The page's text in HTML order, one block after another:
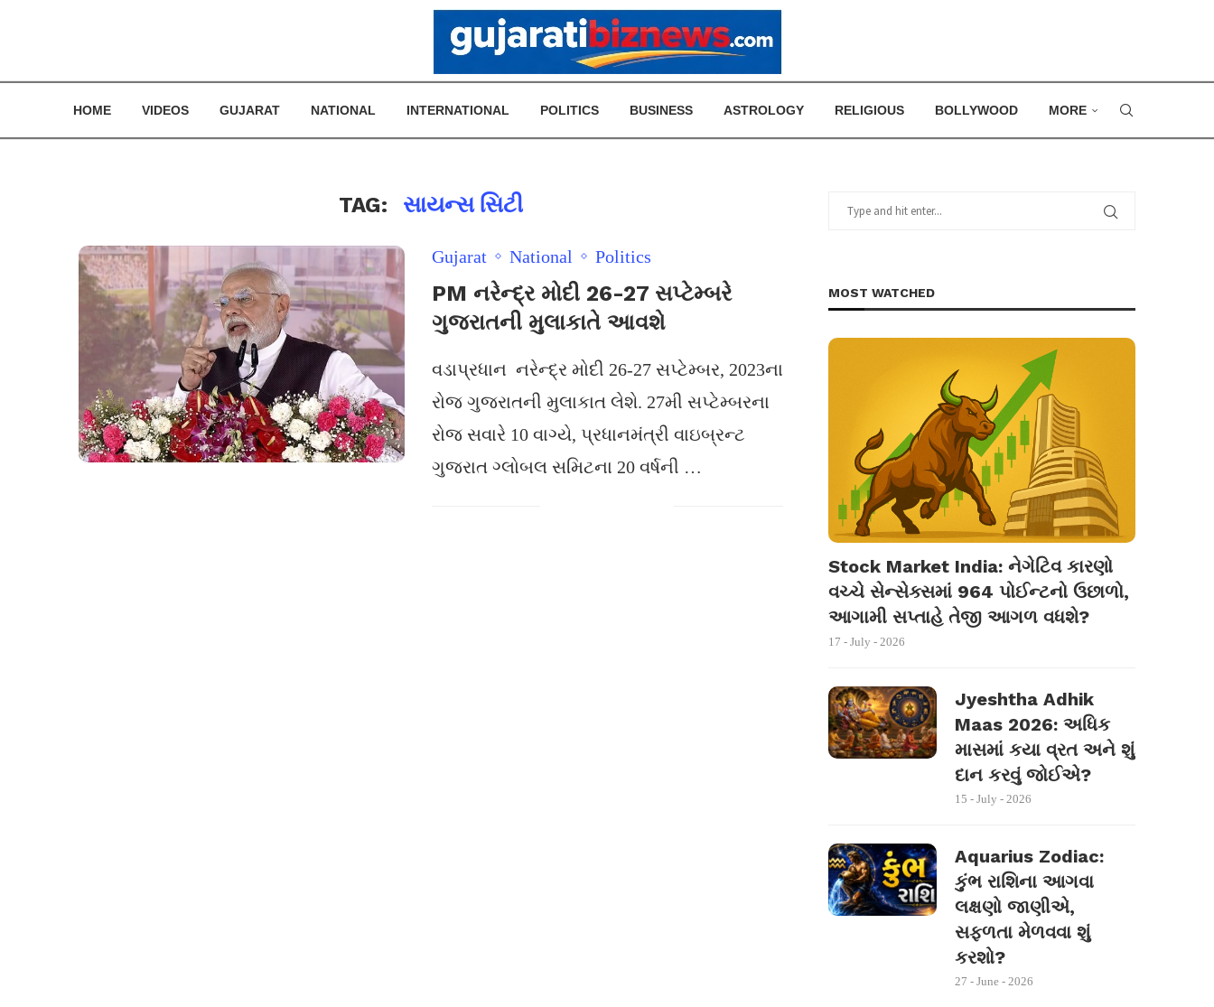
HOME VIDEOS GUJARAT NATIONAL INTERNATIONAL POLITICS BUSINESS ASTROLOGY RELIGIOUS BOLLYWOOD MORE
TAG: સાયન્સ સિટી
Gujarat National Politics
PM નરેન્દ્ર મોદી 26-27 સપ્ટેમ્બરે
ગુજરાતની મુલાકાતે આવશે
વડાપ્રધાન નરેન્દ્ર મોદી 26-27 સપ્ટેમ્બર, 2023ના
રોજ ગુજરાતની મુલાકાત લેશે. 27મી સપ્ટેમ્બરના
રોજ સવારે 10 વાગ્યે, પ્રધાનમંત્રી વાઇબ્રન્ટ
ગુજરાત ગ્લોબલ સમિટના 20 વર્ષની …
MOST WATCHED
Stock Market India: નેગેટિવ કારણો
વચ્ચે સેન્સેક્સમાં 964 પોઈન્ટનો ઉછાળો,
આગામી સપ્તાહે તેજી આગળ વધશે?
17 - July - 2026
Jyeshtha Adhik
Maas 2026: અધિક
માસમાં કયા વ્રત અને શું
દાન કરવું જોઈએ?
15 - July - 2026
Aquarius Zodiac:
કુંભ રાશિના આગવા
લક્ષણો જાણીએ,
સફળતા મેળવવા શું
કરશો?
27 - June - 2026